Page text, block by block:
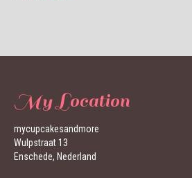
My Location
mycupcakesandmore
Wulpstraat 13
Enschede, Nederland